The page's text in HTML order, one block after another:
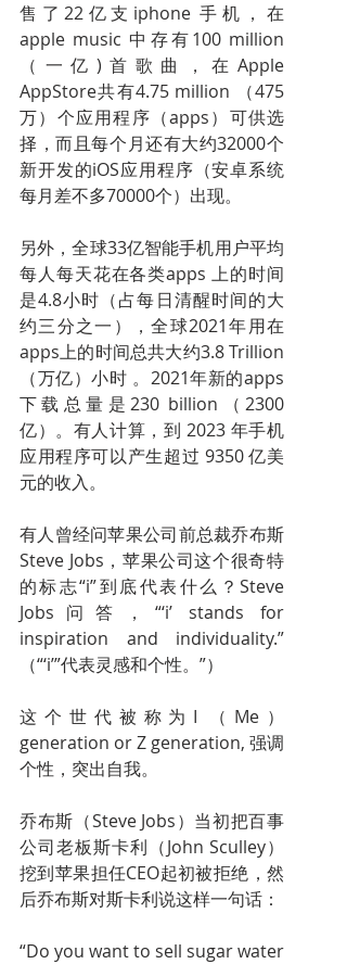
售了22亿支iphone 手机，在
apple music 中存有100 million
（一亿)首歌曲，在Apple
AppStore共有4.75 million （475
万）个应用程序（apps）可供选
择，而且每个月还有大约32000个
新开发的iOS应用程序（安卓系统
每月差不多70000个）出现。
另外，全球33亿智能手机用户平均
每人每天花在各类apps 上的时间
是4.8小时（占每日清醒时间的大
约三分之一），全球2021年用在
apps上的时间总共大约3.8 Trillion
（万亿）小时 。2021年新的apps
下载总量是230 billion（2300
亿）。有人计算，到 2023 年手机
应用程序可以产生超过 9350 亿美
元的收入。
有人曾经问苹果公司前总裁乔布斯
Steve Jobs，苹果公司这个很奇特
的标志“i”到底代表什么？Steve
Jobs问答，“‘i’ stands for
inspiration and individuality.”
（“‘i’”代表灵感和个性。”）
这个世代被称为I （Me）
generation or Z generation, 强调
个性，突出自我。
乔布斯（Steve Jobs）当初把百事
公司老板斯卡利（John Sculley）
挖到苹果担任CEO起初被拒绝，然
后乔布斯对斯卡利说这样一句话：
“Do you want to sell sugar water